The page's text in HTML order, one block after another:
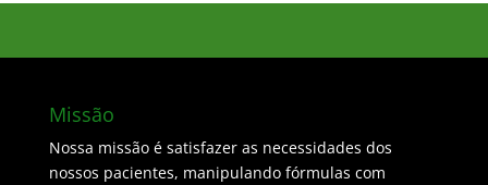
Missão
Nossa missão é satisfazer as necessidades dos
nossos pacientes, manipulando fórmulas com